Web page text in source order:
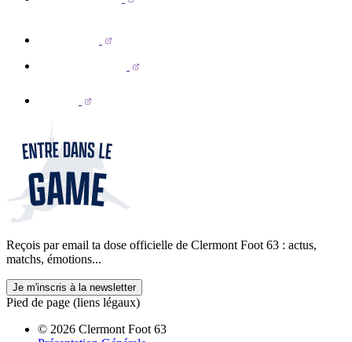
Reçois par email ta dose officielle de Clermont Foot 63 : actus,
matchs, émotions...
Je m'inscris à la newsletter
Pied de page (liens légaux)
© 2026 Clermont Foot 63